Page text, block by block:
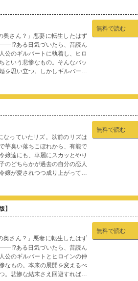
奥さん？」悪妻に転生したはず
ある日気づいたら、昔読ん
公のギルバートに執着し、ヒロ
という悲惨なもの。そんなバッ
を思い立つ。しかしギルバート
様にときめき必至のラブコメデ
無料で読む
なっていたリズ。以前のリズは
芋臭い落ちこぼれから、有能で
達にも、華麗にスカッとやり
のどちらかが過去の自分の恋人
が愛されつつ成り上がってい
無料で読む
】
奥さん？」悪妻に転生したはず
ある日気づいたら、昔読ん
公のギルバートとヒロインの仲
なもの。本来の展開を変えるべ
。悲惨な結末さえ回避すればこ
無料で読む